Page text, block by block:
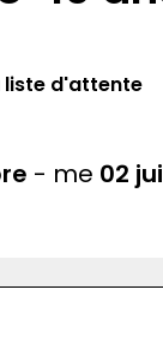
liste d'attente
- me 02